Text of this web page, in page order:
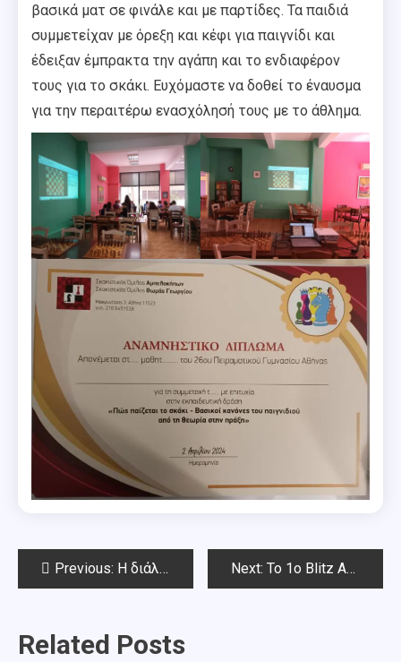
βασικά ματ σε φινάλε και με παρτίδες. Τα παιδιά
συμμετείχαν με όρεξη και κέφι για παιγνίδι και
έδειξαν έμπρακτα την αγάπη και το ενδιαφέρον
τους για το σκάκι. Ευχόμαστε να δοθεί το έναυσμα
για την περαιτέρω ενασχόλησή τους με το άθλημα.
PostPrevious: Η διάλεξη του Κοτρωνιά στο Chess Square Next: To 1o Blitz Απριλίου Chess Square 2024
Related Posts